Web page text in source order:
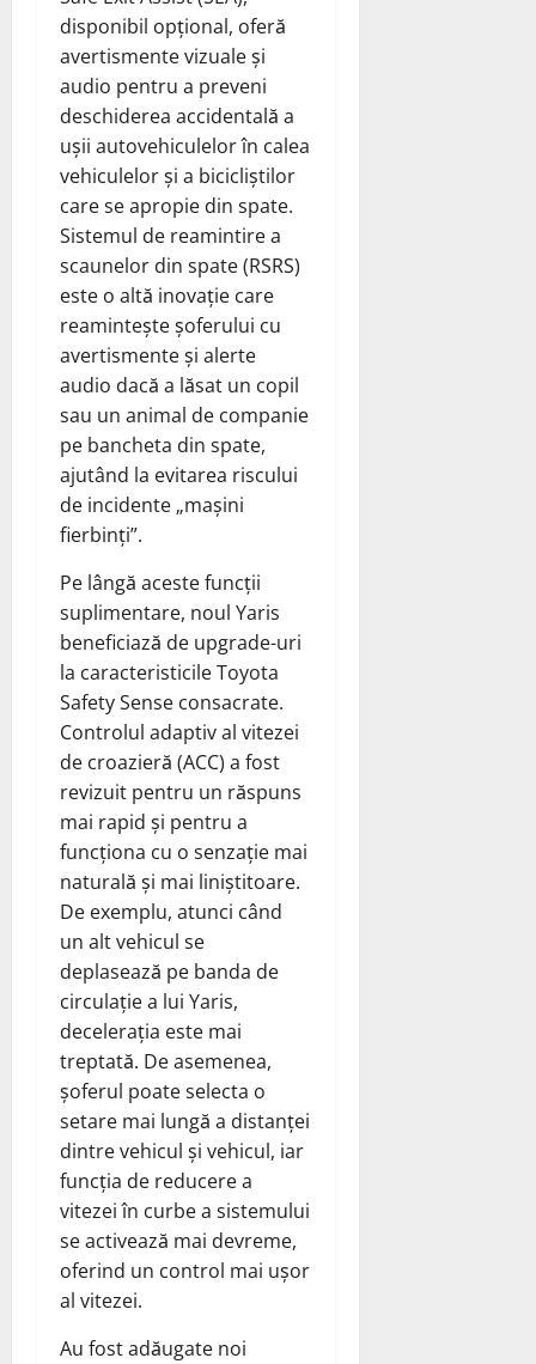
disponibil opțional, oferă
avertismente vizuale și
audio pentru a preveni
deschiderea accidentală a
ușii autovehiculelor în calea
vehiculelor și a bicicliștilor
care se apropie din spate.
Sistemul de reamintire a
scaunelor din spate (RSRS)
este o altă inovație care
reamintește șoferului cu
avertismente și alerte
audio dacă a lăsat un copil
sau un animal de companie
pe bancheta din spate,
ajutând la evitarea riscului
de incidente „mașini
fierbinți”.
Pe lângă aceste funcții
suplimentare, noul Yaris
beneficiază de upgrade-uri
la caracteristicile Toyota
Safety Sense consacrate.
Controlul adaptiv al vitezei
de croazieră (ACC) a fost
revizuit pentru un răspuns
mai rapid și pentru a
funcționa cu o senzație mai
naturală și mai liniștitoare.
De exemplu, atunci când
un alt vehicul se
deplasează pe banda de
circulație a lui Yaris,
decelerația este mai
treptată. De asemenea,
șoferul poate selecta o
setare mai lungă a distanței
dintre vehicul și vehicul, iar
funcția de reducere a
vitezei în curbe a sistemului
se activează mai devreme,
oferind un control mai ușor
al vitezei.
Au fost adăugate noi